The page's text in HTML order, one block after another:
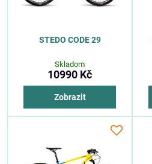
STEDO CODE 29
Skladom
10990 Kč
Zobrazit